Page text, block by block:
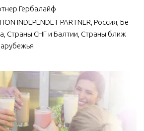
Гербалайф
INDEPENDET PARTNER, Россия, Бе
Страны СНГ и Балтии, Страны ближ